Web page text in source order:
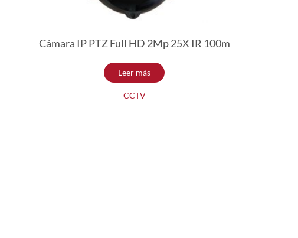
Cámara IP PTZ Full HD 2Mp 25X IR 100m
Leer más
CCTV